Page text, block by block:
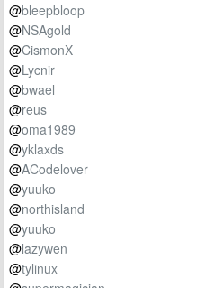
@bleepbloop
@NSAgold
@CismonX
@Lycnir
@bwael
@reus
@oma1989
@yklaxds
@ACodelover
@yuuko
@northisland
@yuuko
@lazywen
@tylinux